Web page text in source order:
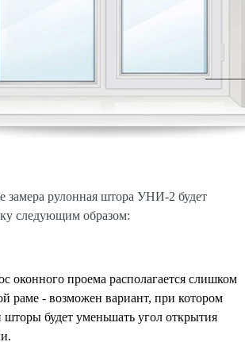
замера рулонная штора УНИ-2 будет
следующим образом:
оконного проема располагается слишком
раме - возможен вариант, при котором
шторы будет уменьшать угол открытия